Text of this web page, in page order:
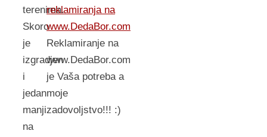
terenima.
Skoro
je
izgradjen
i
jedan
manji
na
reklamiranja na
www.DedaBor.com
Reklamiranje na
www.DedaBor.com
je Vaša potreba a
moje
zadovoljstvo!!! :)